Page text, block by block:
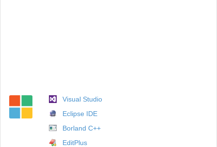
Visual Studio
Eclipse IDE
Borland C++
EditPlus